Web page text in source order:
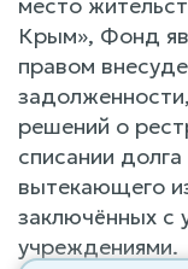
Крым», Фонд
правом
решений о
списании
вытекающего
заключённых с
учреждениями.